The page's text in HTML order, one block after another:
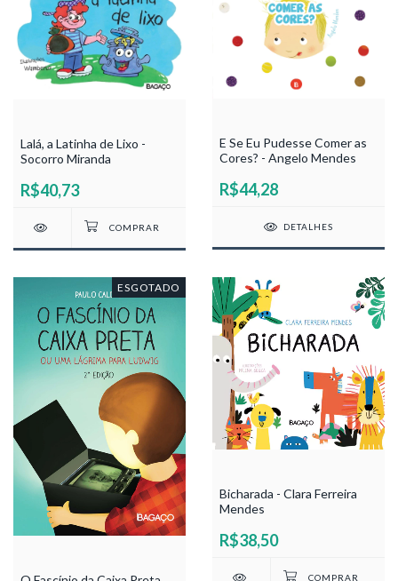
Lalá, a Latinha de Lixo -
Socorro Miranda
R$40,73
E Se Eu Pudesse Comer as
Cores? - Angelo Mendes
R$44,28
DETALHES
ESGOTADO
Bicharada - Clara Ferreira
Mendes
R$38,50